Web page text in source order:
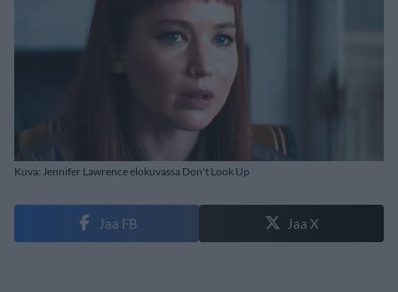
Kuva: Jennifer Lawrence elokuvassa Don't Look Up
Jaa FB Jaa X